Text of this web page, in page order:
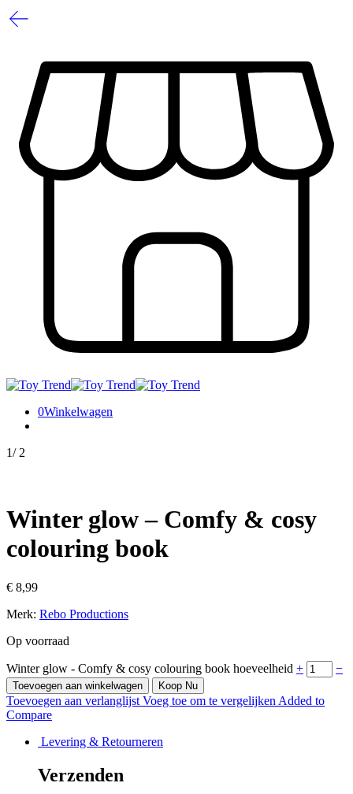
0Winkelwagen
1/2
Winter glow – Comfy & cosy
colouring book
€ 8,99
Merk: Rebo Productions
Op voorraad
Winter glow - Comfy & cosy colouring book hoeveelheid + −
Toevoegen aan winkelwagen Koop Nu
Toevoegen aan verlanglijst Voeg toe om te vergelijken Added to
Compare
Levering & Retourneren
Verzenden